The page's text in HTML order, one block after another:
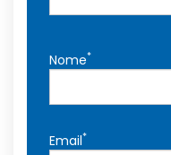
Nome*
Email*